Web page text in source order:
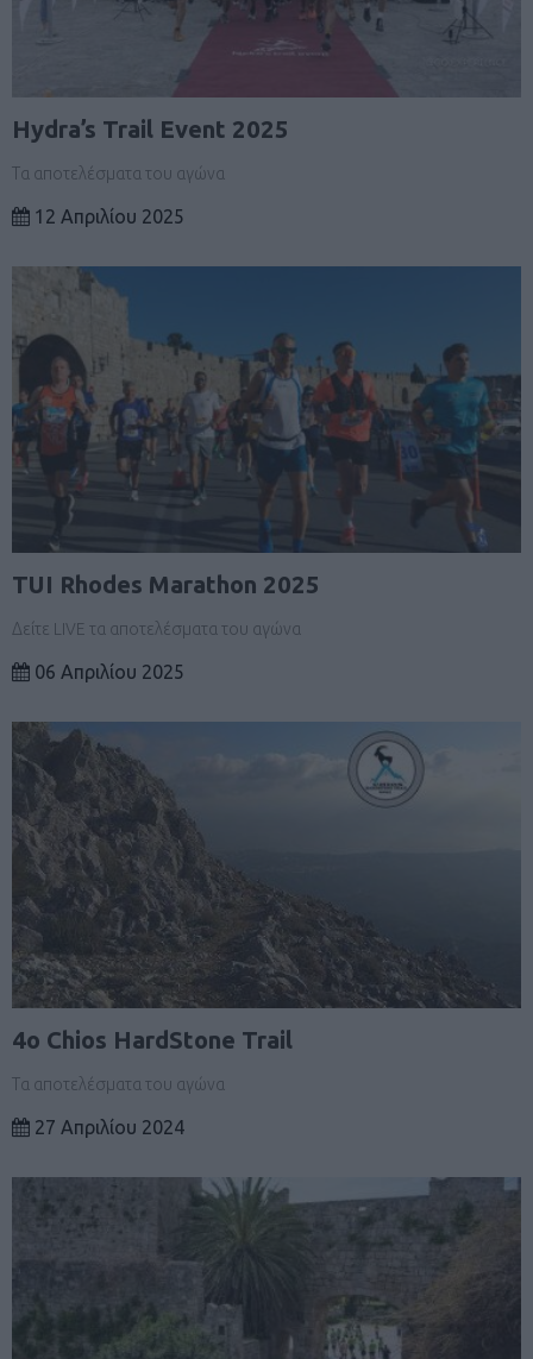
Hydra’s Trail Event 2025
Τα αποτελέσματα του αγώνα
12 Απριλίου 2025
TUI Rhodes Marathon 2025
Δείτε LIVE τα αποτελέσματα του αγώνα
06 Απριλίου 2025
4ο Chios HardStone Trail
Τα αποτελέσματα του αγώνα
27 Απριλίου 2024